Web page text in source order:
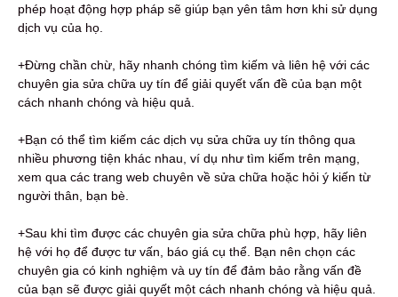
phép hoạt động hợp pháp sẽ giúp bạn yên tâm hơn khi sử dụng
dịch vụ của họ.
+Đừng chần chừ, hãy nhanh chóng tìm kiếm và liên hệ với các
chuyên gia sửa chữa uy tín để giải quyết vấn đề của bạn một
cách nhanh chóng và hiệu quả.
+Bạn có thể tìm kiếm các dịch vụ sửa chữa uy tín thông qua
nhiều phương tiện khác nhau, ví dụ như tìm kiếm trên mạng,
xem qua các trang web chuyên về sửa chữa hoặc hỏi ý kiến từ
người thân, bạn bè.
+Sau khi tìm được các chuyên gia sửa chữa phù hợp, hãy liên
hệ với họ để được tư vấn, báo giá cụ thể. Bạn nên chọn các
chuyên gia có kinh nghiệm và uy tín để đảm bảo rằng vấn đề
của bạn sẽ được giải quyết một cách nhanh chóng và hiệu quả.